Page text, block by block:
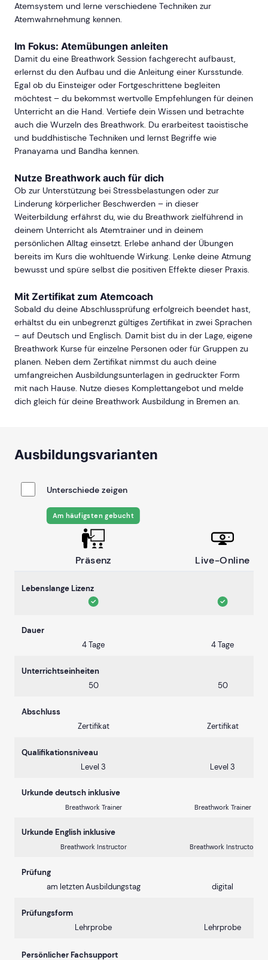
Atemsystem und lerne verschiedene Techniken zur
Atemwahrnehmung kennen.
Im Fokus: Atemübungen anleiten
Damit du eine Breathwork Session fachgerecht aufbaust,
erlernst du den Aufbau und die Anleitung einer Kursstunde.
Egal ob du Einsteiger oder Fortgeschrittene begleiten
möchtest – du bekommst wertvolle Empfehlungen für deinen
Unterricht an die Hand. Vertiefe dein Wissen und betrachte
auch die Wurzeln des Breathwork. Du erarbeitest taoistische
und buddhistische Techniken und lernst Begriffe wie
Pranayama und Bandha kennen.
Nutze Breathwork auch für dich
Ob zur Unterstützung bei Stressbelastungen oder zur
Linderung körperlicher Beschwerden – in dieser
Weiterbildung erfährst du, wie du Breathwork zielführend in
deinem Unterricht als Atemtrainer und in deinem
persönlichen Alltag einsetzt. Erlebe anhand der Übungen
bereits im Kurs die wohltuende Wirkung. Lenke deine Atmung
bewusst und spüre selbst die positiven Effekte dieser Praxis.
Mit Zertifikat zum Atemcoach
Sobald du deine Abschlussprüfung erfolgreich beendet hast,
erhältst du ein unbegrenzt gültiges Zertifikat in zwei Sprachen
– auf Deutsch und Englisch. Damit bist du in der Lage, eigene
Breathwork Kurse für einzelne Personen oder für Gruppen zu
planen. Neben dem Zertifikat nimmst du auch deine
umfangreichen Ausbildungsunterlagen in gedruckter Form
mit nach Hause. Nutze dieses Komplettangebot und melde
dich gleich für deine Breathwork Ausbildung in Bremen an.
Ausbildungsvarianten
Unterschiede zeigen
Präsenz
Am häufigsten gebucht
Live-Online
Lebenslange Lizenz
Dauer
4 Tage
4 Tage
Unterrichtseinheiten
50
50
Abschluss
Zertifikat
Zertifikat
Qualifikationsniveau
Level 3
Level 3
Urkunde deutsch inklusive
Breathwork Trainer Breathwork Trainer
Urkunde English inklusive
Breathwork Instructor Breathwork Instructor
Prüfung
am letzten Ausbildungstag
digital
Prüfungsform
Lehrprobe
Lehrprobe
Persönlicher Fachsupport